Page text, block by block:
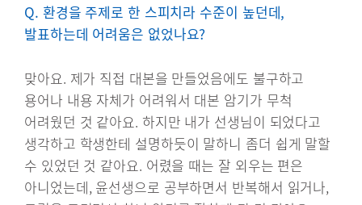
Q. 환경을 주제로 한 스피치라 수준이 높던데,
발표하는데 어려움은 없었나요?
맞아요. 제가 직접 대본을 만들었음에도 불구하고
용어나 내용 자체가 어려워서 대본 암기가 무척
어려웠던 것 같아요. 하지만 내가 선생님이 되었다고
생각하고 학생한테 설명하듯이 말하니 좀더 쉽게 말할
수 있었던 것 같아요. 어렸을 때는 잘 외우는 편은
아니었는데, 윤선생으로 공부하면서 반복해서 읽거나,